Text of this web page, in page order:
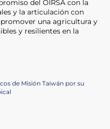
del OIRSA con la
y la articulación con
una agricultura y
y resilientes en la
de Misión Taiwán por su